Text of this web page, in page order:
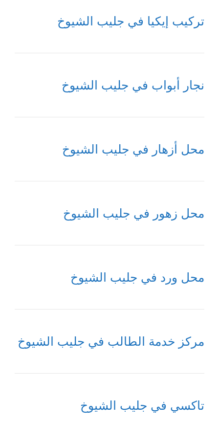
تركيب إيكيا في جليب الشيوخ
نجار أبواب في جليب الشيوخ
محل أزهار في جليب الشيوخ
محل زهور في جليب الشيوخ
محل ورد في جليب الشيوخ
مركز خدمة الطالب في جليب الشيوخ
تاكسي في جليب الشيوخ